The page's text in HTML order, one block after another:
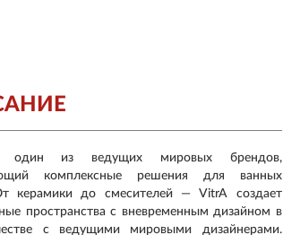
из ведущих мировых брендов,
комплексные решения для ванных
керамики до смесителей — VitrA создает
пространства с вневременным дизайном в
с ведущими мировыми дизайнерами.